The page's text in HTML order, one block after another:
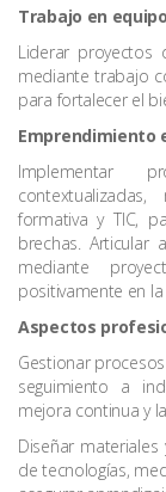
Trabajo en
Liderar proyectos
mediante trabajo
para fortalecer el
Emprendimiento
Implementar
formativa y TIC,
brechas. Articular
mediante
positivamente en
Aspectos
Gestionar
seguimiento a
mejora continua y
Diseñar
de tecnologías,